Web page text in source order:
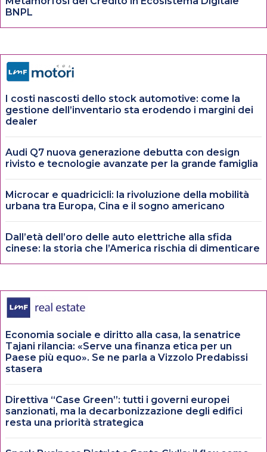
BNPL
I costi nascosti dello stock automotive: come la
gestione dell’inventario sta erodendo i margini dei
dealer
Audi Q7 nuova generazione debutta con design
rivisto e tecnologie avanzate per la grande famiglia
Microcar e quadricicli: la rivoluzione della mobilità
urbana tra Europa, Cina e il sogno americano
Dall’età dell’oro delle auto elettriche alla sfida
cinese: la storia che l’America rischia di dimenticare
Economia sociale e diritto alla casa, la senatrice
Tajani rilancia: «Serve una finanza etica per un
Paese più equo». Se ne parla a Vizzolo Predabissi
stasera
Direttiva “Case Green”: tutti i governi europei
sanzionati, ma la decarbonizzazione degli edifici
resta una priorità strategica